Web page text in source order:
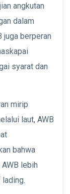
angkutan
dalam
juga berperan
syarat dan
mirip
laut, AWB
bahwa
lebih